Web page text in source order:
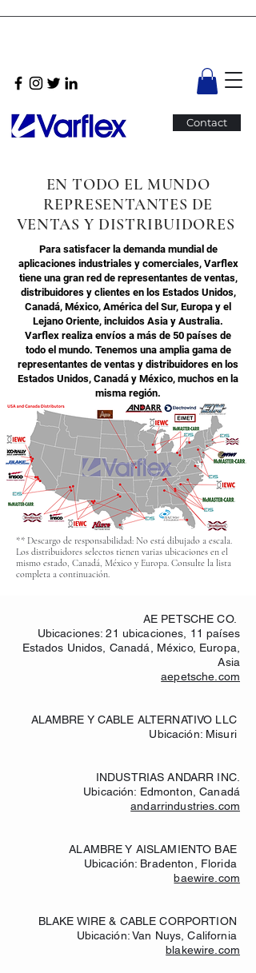
Contact
EN TODO EL MUNDO
REPRESENTANTES DE
VENTAS Y DISTRIBUIDORES
Para satisfacer la demanda mundial de
aplicaciones industriales y comerciales, Varflex
tiene una gran red de representantes de ventas,
distribuidores y clientes en los Estados Unidos,
Canadá, México, América del Sur, Europa y el
Lejano Oriente, incluidos Asia y Australia.
Varflex realiza envíos a más de 50 países de
todo el mundo. Tenemos una amplia gama de
representantes de ventas y distribuidores en los
Estados Unidos, Canadá y México, muchos en la
misma región.
** Descargo de responsabilidad: No está dibujado a escala.
Los distribuidores selectos tienen varias ubicaciones en el
mismo estado, Canadá, México y Europa. Consulte la lista
completa a continuación.
AE PETSCHE CO.
Ubicaciones: 21 ubicaciones, 11 países
Estados Unidos, Canadá, México, Europa,
Asia
aepetsche.com
ALAMBRE Y CABLE ALTERNATIVO LLC
Ubicación: Misuri
INDUSTRIAS ANDARR INC.
Ubicación: Edmonton, Canadá
andarrindustries.com
ALAMBRE Y AISLAMIENTO BAE
Ubicación: Bradenton, Florida
baewire.com
BLAKE WIRE & CABLE CORPORTION
Ubicación: Van Nuys, California
blakewire.com